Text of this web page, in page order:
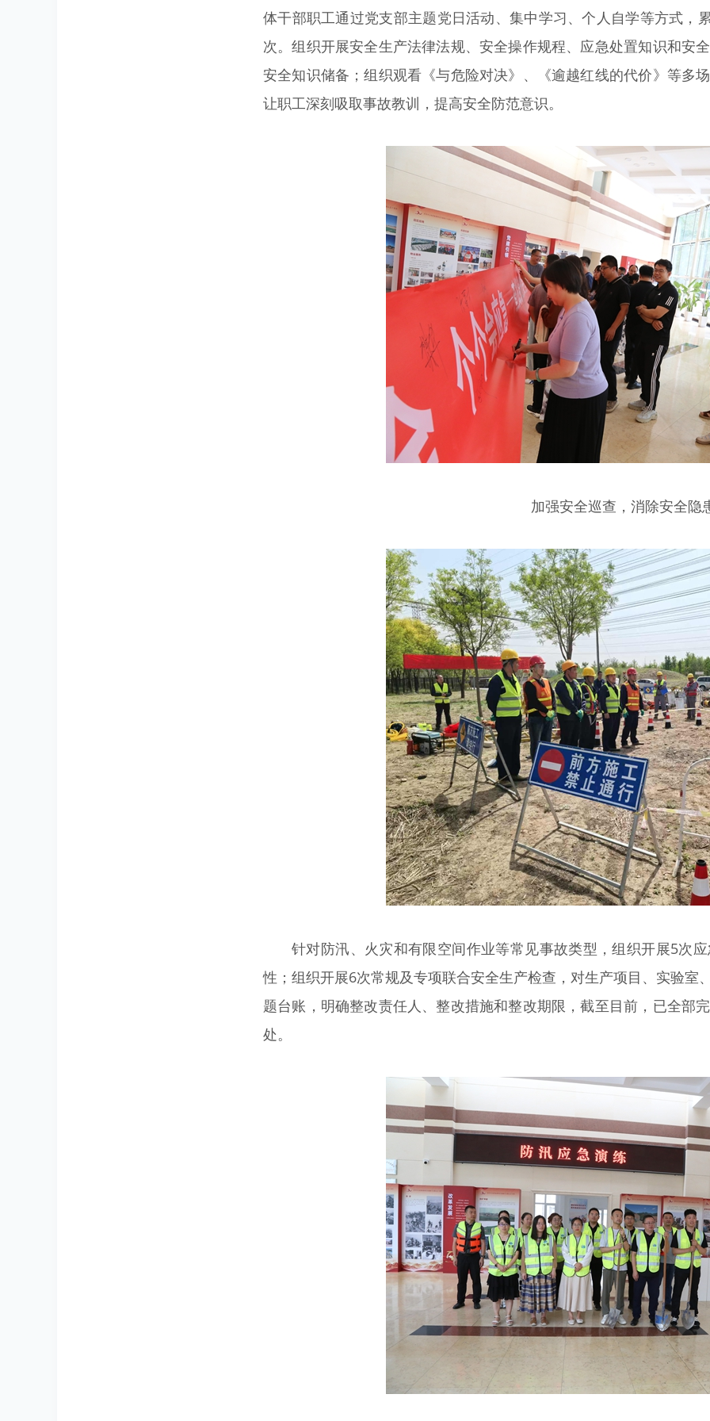
体干部职工通过党支部主题党日活动、集中学习、个人自学等方式，
次。组织开展安全生产法律法规、安全操作规程、应急处置知识和安
安全知识储备；组织观看《与危险对决》、《逾越红线的代价》等多
让职工深刻吸取事故教训，提高安全防范意识。
加强安全巡查，消除安全隐
针对防汛、火灾和有限空间作业等常见事故类型，组织开展5次
性；组织开展6次常规及专项联合安全生产检查，对生产项目、实验室
题台账，明确整改责任人、整改措施和整改期限，截至目前，已全部
处。